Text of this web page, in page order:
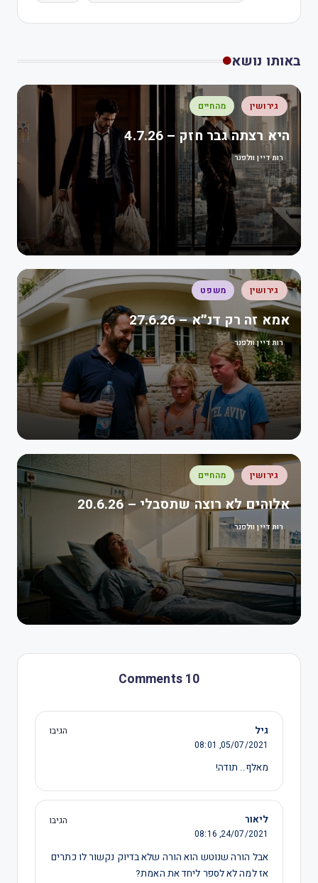
באותו נושא
גירושין מהחיים
היא רצתה גבר חזק – 4.7.26
רות דיין וולפנר
גירושין משפט
אמא זה רק דנ״א – 27.6.26
רות דיין וולפנר
גירושין מהחיים
אלוהים לא רוצה שתסבלי – 20.6.26
רות דיין וולפנר
10 Comments
גיל
הגיבו
05/07/2021,
08:01
מאלף.. תודה!
ליאור
הגיבו
24/07/2021,
08:16
אבל הורה שנוטש הוא הורה שלא בדיוק נקשור לו כתרים
אז למה לא לספר ליחד את האמת?